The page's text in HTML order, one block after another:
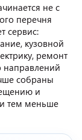
не с
перечня
сервис:
кузовной
ремонт
направлений
собраны
и
тем меньше